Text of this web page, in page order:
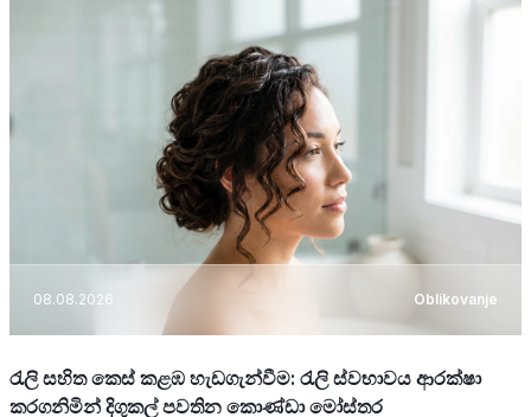
08.08.2026 Oblikovanje
රැලි සහිත කෙස් කළඹ හැඩගැන්වීම: රැලි ස්වභාවය ආරක්ෂා
කරගනිමින් දිගුකල් පවතින කොණ්ඩා මෝස්තර